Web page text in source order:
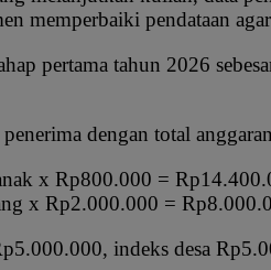
memperbaiki pendataan
pertama tahun 2026
dengan total
x Rp800.000 =
x Rp2.000.000 =
indeks desa